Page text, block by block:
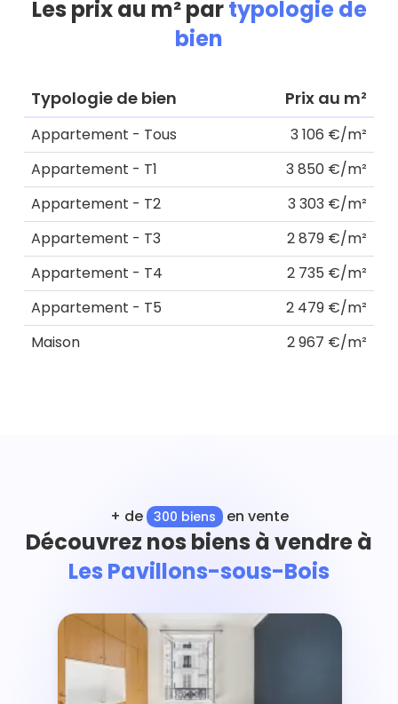
Les prix au m² partypologie de
bien
Typologie de bien Prix au m²
Appartement - Tous
3 106 €/m²
Appartement - T1
3 850 €/m²
Appartement - T2
3 303 €/m²
Appartement - T3
2 879 €/m²
Appartement - T4
2 735 €/m²
Appartement - T5
2 479 €/m²
Maison
2 967 €/m²
+ de 300 biens en vente
Découvrez nos biens à vendre à
Les Pavillons-sous-Bois